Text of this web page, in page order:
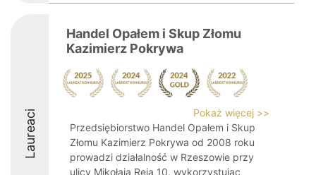
Laureaci
Handel Opałem i Skup Złomu
Kazimierz Pokrywa
Pokaż więcej >>
Przedsiębiorstwo Handel Opałem i Skup
Złomu Kazimierz Pokrywa od 2008 roku
prowadzi działalność w Rzeszowie przy
ulicy Mikołaja Reja 10, wykorzystując